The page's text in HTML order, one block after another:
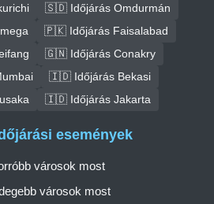
🇸🇩 Időjárás Omdurmán
🇵🇰 Időjárás Faisalabad
🇬🇳 Időjárás Conakry
🇮🇩 Időjárás Bekasi
🇮🇩 Időjárás Jakarta
események
városok most
városok most